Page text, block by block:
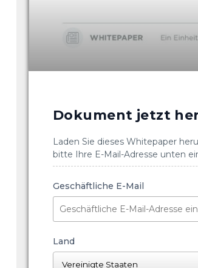
Dokument jetzt
Laden Sie dieses Whitepaper
bitte Ihre E-Mail-Adresse unten
Geschäftliche E-Mail
Land